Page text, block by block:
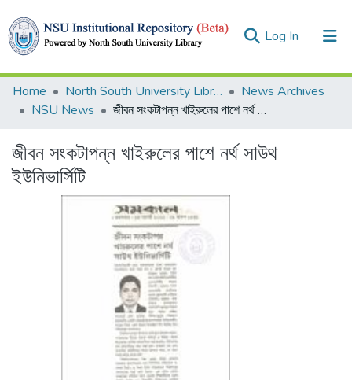
Log In (current)
Collections
Statistics
Home North South University Library
News Archives
NSU News
জীবন সংকটাপন্ন খাইরুলের পাশে নর্থ সাউথ ইউনিভার্সিটি
জীবন সংকটাপন্ন খাইরুলের পাশে নর্থ সাউথ
ইউনিভার্সিটি